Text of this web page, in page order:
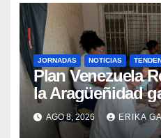
JORNADAS NOTICIAS
Plan Venezuela
la Aragüeñidad
atención médica
Aragua
AGO 8, 2026 ERIKA